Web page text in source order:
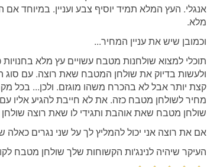
אנגלי. העץ המלא תמיד יוסיף צבע ועניין. במיוחד
מלא.
וכמובן שיש את עניין המחיר...
תוכלי למצוא שולחנות מטבח עשויים עץ מלא
ולעשות בדיוק את שולחן המטבח שאת רוצה. עם סוג
קצת יותר אבל לא בהכרח משהו מוגזם. ולכן... בכל
מחיר לשולחן מטבח כזה. את לא חייבת להגיע אליו
שולחן מטבח שאת אוהבת ותגידי לו שאת רוצה שולחן מטבח
אם את רוצה אני יכול להמליץ לך על שני נגרים
העיקר שיהיה לנינג'ות הקשוחות שלך שולחן מטבח